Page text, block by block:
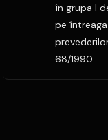
în grupa I
pe
68/1990.